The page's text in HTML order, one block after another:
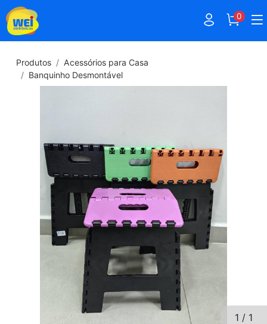
0
Produtos
Acessórios para Casa
Banquinho Desmontável
1 / 1